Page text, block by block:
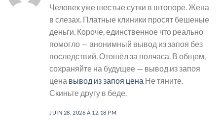
Человек уже шестые сутки в штопоре. Жена
в слезах. Платные клиники просят бешеные
деньги. Короче, единственное что реально
помогло — анонимный вывод из запоя без
последствий. Отошёл за полчаса. В общем,
сохраняйте на будущее — вывод из запоя
цена вывод из запоя цена Не тяните.
Скиньте другу в беде.
JUIN 28, 2026 À 12:18 PM